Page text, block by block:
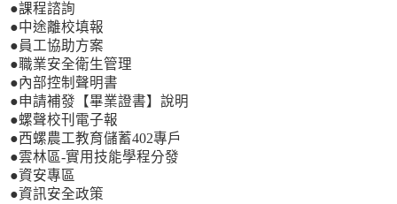
●課程諮詢
●中途離校填報
●員工協助方案
●職業安全衛生管理
●內部控制聲明書
●申請補發【畢業證書】說明
●螺聲校刊電子報
●西螺農工教育儲蓄402專戶
●雲林區-實用技能學程分發
●資安專區
●資訊安全政策